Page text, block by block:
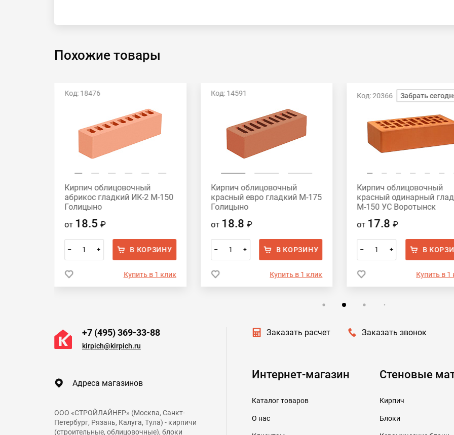
Похожие товары
Код: 18476
Кирпич облицовочный
абрикос гладкий ИК-2 М-150
Голицыно
от 18.5 ₽
– + В КОРЗИНУ
Купить в 1 клик
Код: 14591
Кирпич облицовочный
красный евро гладкий М-175
Голицыно
от 18.8 ₽
– + В КОРЗИНУ
Купить в 1 клик
Код: 20366 Забрать
Кирпич облицовочный
красный одинарный
М-150 УС Воротынск
от 17.8₽
– + В
Купить в 1
+7 (495) 369-33-88
kirpich@kirpich.ru
Адреса магазинов
ООО «СТРОЙЛАЙНЕР» (Москва, Санкт-
Петербург, Рязань, Калуга, Тула) - кирпичи
(строительные, облицовочные), блоки
Заказать расчет Заказать звонок
Интернет-магазин
Каталог товаров
О нас
Стеновые
Кирпич
Блоки